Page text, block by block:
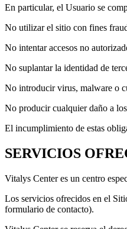
En particular, el Usuario se
No utilizar el sitio con fines
No intentar accesos no
No suplantar la identidad de
No introducir virus, malware o
No producir cualquier daño a
El incumplimiento de estas
SERVICIOS
Vitalys Center es un centro
Los servicios ofrecidos en el
formulario de contacto).